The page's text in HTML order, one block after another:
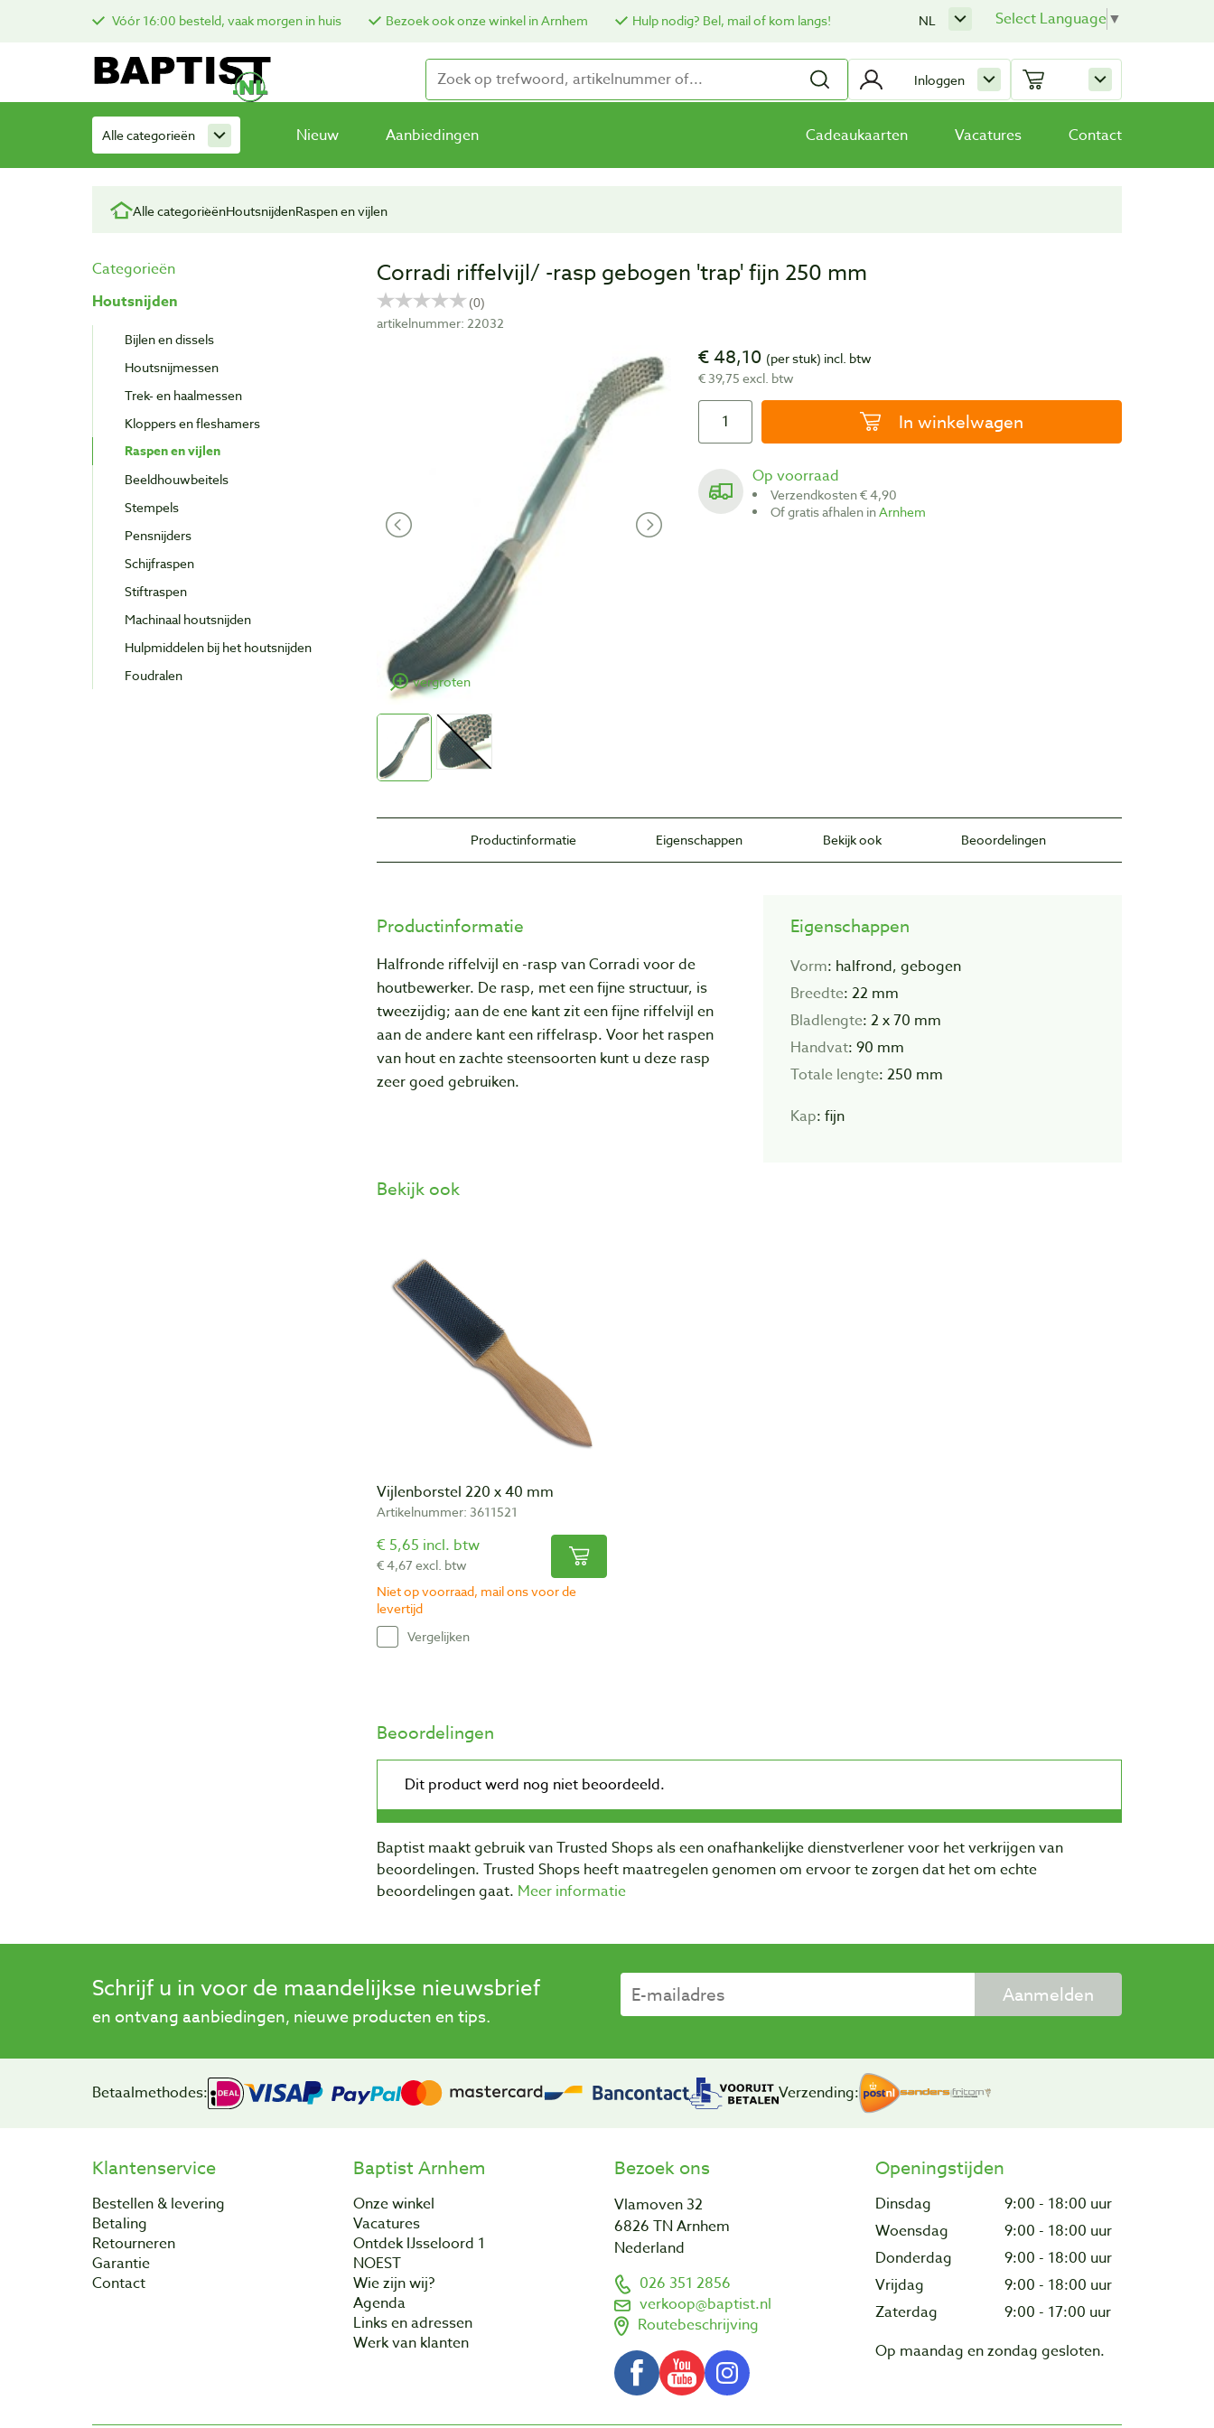
Vóór 16:00 besteld, vaak morgen in huis Bezoek ook onze winkel in Arnhem Hulp nodig? Bel, mail of kom langs! Select Language▼
NL
Inloggen
Alle categorieën Nieuw Aanbiedingen Cadeaukaarten Vacatures Contact
Alle categorieënHoutsnijdenRaspen en vijlen
Categorieën
Houtsnijden
Bijlen en dissels
Houtsnijmessen
Trek- en haalmessen
Kloppers en fleshamers
Raspen en vijlen
Beeldhouwbeitels
Stempels
Pensnijders
Schijfraspen
Stiftraspen
Machinaal houtsnijden
Hulpmiddelen bij het houtsnijden
Foudralen
Corradi riffelvijl/ -rasp gebogen 'trap' fijn 250 mm
artikelnummer: 22032
vergroten
€ 48,10 (per stuk) incl. btw
€ 39,75 excl. btw
In winkelwagen
Op voorraad
Verzendkosten € 4,90
Of gratis afhalen inArnhem
Productinformatie Eigenschappen Bekijk ook Beoordelingen
Productinformatie
Halfronde riffelvijl en -rasp van Corradi voor de
houtbewerker. De rasp, met een fijne structuur, is
tweezijdig; aan de ene kant zit een fijne riffelvijl en
aan de andere kant een riffelrasp. Voor het raspen
van hout en zachte steensoorten kunt u deze rasp
zeer goed gebruiken.
Eigenschappen
Vorm: halfrond, gebogen
Breedte: 22 mm
Bladlengte: 2 x 70 mm
Handvat: 90 mm
Totale lengte: 250 mm
Kap: fijn
Bekijk ook
Vijlenborstel 220 x 40 mm
Artikelnummer: 3611521
€ 5,65 incl. btw
€ 4,67 excl. btw
Niet op voorraad, mail ons voor de
levertijd
Vergelijken
Beoordelingen
Baptist maakt gebruik van Trusted Shops als een onafhankelijke dienstverlener voor het verkrijgen van
beoordelingen. Trusted Shops heeft maatregelen genomen om ervoor te zorgen dat het om echte
beoordelingen gaat. Meer informatie
Schrijf u in voor de maandelijkse nieuwsbrief
en ontvang aanbiedingen, nieuwe producten en tips.
Aanmelden
Betaalmethodes: Verzending:
Klantenservice
Bestellen & levering
Betaling
Retourneren
Garantie
Contact
Baptist Arnhem
Onze winkel
Vacatures
Ontdek IJsseloord 1
NOEST
Wie zijn wij?
Agenda
Links en adressen
Werk van klanten
Bezoek ons
Vlamoven 32
6826 TN Arnhem
Nederland
026 351 2856
verkoop@baptist.nl
Routebeschrijving
Openingstijden
Dinsdag
9:00 - 18:00 uur
Woensdag
9:00 - 18:00 uur
Donderdag
9:00 - 18:00 uur
Vrijdag
9:00 - 18:00 uur
Zaterdag
9:00 - 17:00 uur
Op maandag en zondag gesloten.